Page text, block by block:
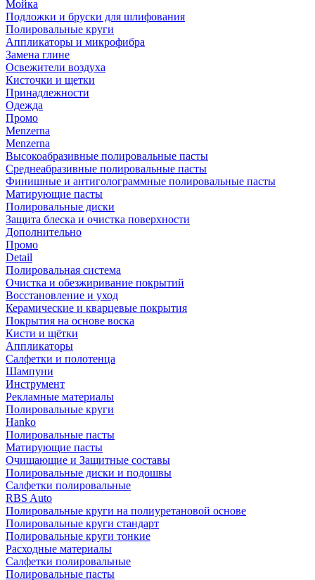
Мойка
Подложки и бруски для шлифования
Полировальные круги
Аппликаторы и микрофибра
Замена глине
Освежители воздуха
Кисточки и щетки
Принадлежности
Одежда
Промо
Menzerna
Menzerna
Высокоабразивные полировальные пасты
Среднеабразивные полировальные пасты
Финишные и антиголограммные полировальные пасты
Матирующие пасты
Полировальные диски
Защита блеска и очистка поверхности
Дополнительно
Промо
Detail
Полировальная система
Очистка и обезжиривание покрытий
Восстановление и уход
Керамические и кварцевые покрытия
Покрытия на основе воска
Кисти и щётки
Аппликаторы
Салфетки и полотенца
Шампуни
Инструмент
Рекламные материалы
Полировальные круги
Hanko
Полировальные пасты
Матирующие пасты
Очищающие и Защитные составы
Полировальные диски и подошвы
Салфетки полировальные
RBS Auto
Полировальные круги на полиуретановой основе
Полировальные круги стандарт
Полировальные круги тонкие
Расходные материалы
Салфетки полировальные
Полировальные пасты